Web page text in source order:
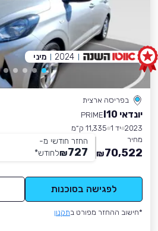
בפריסה ארצית
יונדאי I10
PRIME
2023 יד 1
11,335 ק״מ
מחיר
70,522
₪
החזר חודשי מ-
727
₪לחודש*
לפגישה בסוכנות
*חישוב ההחזר מפורט בתקנון
2024 מיני